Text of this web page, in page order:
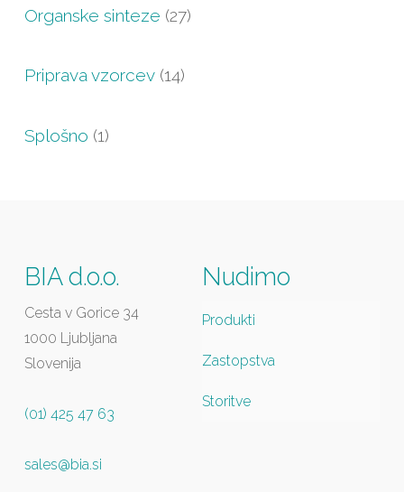
Organske sinteze (27)
Priprava vzorcev (14)
Splošno (1)
BIA d.o.o.
Cesta v Gorice 34
1000 Ljubljana
Slovenija
(01) 425 47 63
sales@bia.si
Nudimo
Produkti
Zastopstva
Storitve